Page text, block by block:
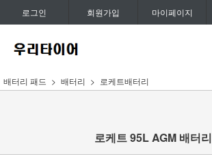
로그인 회원가입 마이페이지
배터리 패드 배터리 로케트배터리
로케트 95L AGM 배터리